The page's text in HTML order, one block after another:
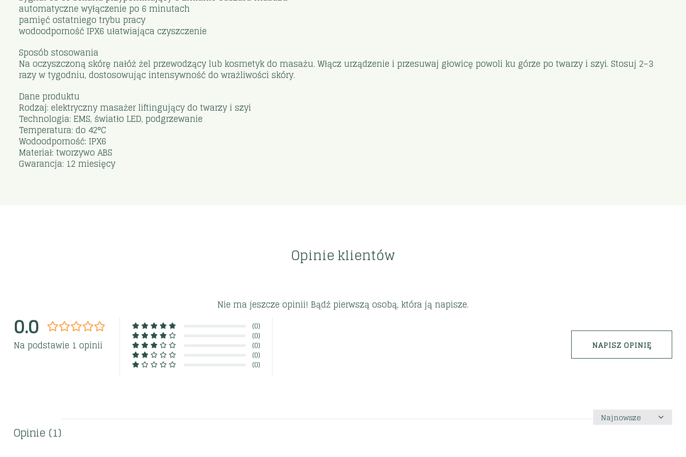
automatyczne wyłączenie po 6 minutach
pamięć ostatniego trybu pracy
wodoodporność IPX6 ułatwiająca czyszczenie
Sposób stosowania
Na oczyszczoną skórę nałóż żel przewodzący lub kosmetyk do masażu. Włącz urządzenie i przesuwaj głowicę powoli ku górze po twarzy i szyi. Stosuj 2–3
razy w tygodniu, dostosowując intensywność do wrażliwości skóry.
Dane produktu
Rodzaj: elektryczny masażer liftingujący do twarzy i szyi
Technologia: EMS, światło LED, podgrzewanie
Temperatura: do 42°C
Wodoodporność: IPX6
Materiał: tworzywo ABS
Gwarancja: 12 miesięcy
Opinie klientów
Nie ma jeszcze opinii! Bądź pierwszą osobą, która ją napisze.
0.0
Na podstawie 1 opinii
(0)
(0)
(0)
(0)
(0)
NAPISZ OPINIĘ
Sortuj
według
Opinie (1)